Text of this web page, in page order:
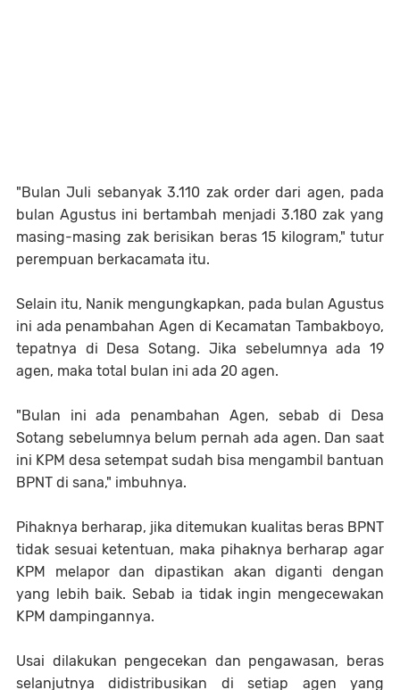
"Bulan Juli sebanyak 3.110 zak order dari agen, pada
bulan Agustus ini bertambah menjadi 3.180 zak yang
masing-masing zak berisikan beras 15 kilogram," tutur
perempuan berkacamata itu.
Selain itu, Nanik mengungkapkan, pada bulan Agustus
ini ada penambahan Agen di Kecamatan Tambakboyo,
tepatnya di Desa Sotang. Jika sebelumnya ada 19
agen, maka total bulan ini ada 20 agen.
"Bulan ini ada penambahan Agen, sebab di Desa
Sotang sebelumnya belum pernah ada agen. Dan saat
ini KPM desa setempat sudah bisa mengambil bantuan
BPNT di sana," imbuhnya.
Pihaknya berharap, jika ditemukan kualitas beras BPNT
tidak sesuai ketentuan, maka pihaknya berharap agar
KPM melapor dan dipastikan akan diganti dengan
yang lebih baik. Sebab ia tidak ingin mengecewakan
KPM dampingannya.
Usai dilakukan pengecekan dan pengawasan, beras
selanjutnya didistribusikan di setiap agen yang